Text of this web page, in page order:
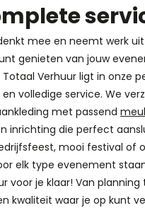
mee en neemt werk
genieten van jouw
Verhuur ligt in onze
volledige service. We
met passend
inrichting die perfect
mooi festival of
elk type evenement
voor je klaar! Van
kwaliteit waar je op kunt